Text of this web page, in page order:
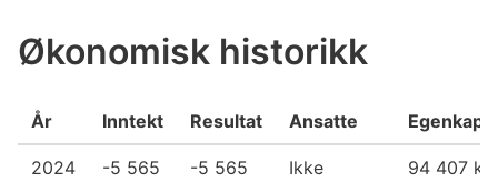
Økonomisk historikk
År Inntekt Resultat Ansatte
2024
-5 565
-5 565
Ikke
94 407 kr